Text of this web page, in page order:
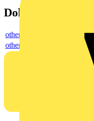
Dokumente
others
others